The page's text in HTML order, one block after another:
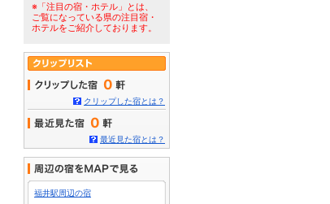
※「注目の宿・ホテル」とは、
ご覧になっている県の注目宿・
ホテルをご紹介しております。
0
クリップした宿とは？
0
最近見た宿とは？
福井駅周辺の宿